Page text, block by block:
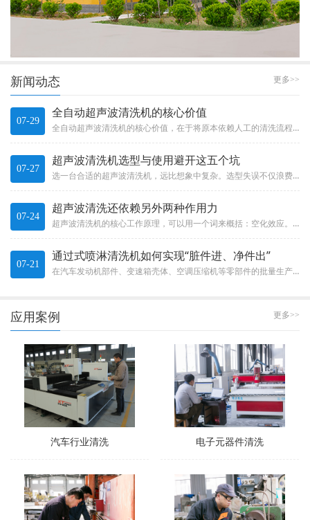
更多>>
新闻动态
07-29
全自动超声波清洗机的核心价值
全自动超声波清洗机的核心价值，在于将原本依赖人工的清洗流程有效自动化。它不只是“加了个机械手”那么简单，而是一整套系统...
07-27
超声波清洗机选型与使用避开这五个坑
选一台合适的超声波清洗机，远比想象中复杂。选型失误不仅浪费投资，更可能影响产品质量和生产效率。Choosing a s...
07-24
超声波清洗还依赖另外两种作用力
超声波清洗机的核心工作原理，可以用一个词来概括：空化效应。这不是什么玄乎的概念，而是一种实实在在的物理现象。The c...
07-21
通过式喷淋清洗机如何实现“脏件进、净件出”
在汽车发动机部件、变速箱壳体、空调压缩机等零部件的批量生产中，清洗效率直接决定了整条生产线的节拍。通过式喷淋清洗机就像...
更多>>
应用案例
汽车行业清洗 电子元器件清洗